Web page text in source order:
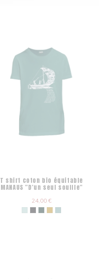
T shirt coton bio équitable
MANAUS "D'un seul souffle"
24,00 €